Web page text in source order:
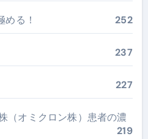
る！ 252
237
227
（オミクロン株）患者の濃
219